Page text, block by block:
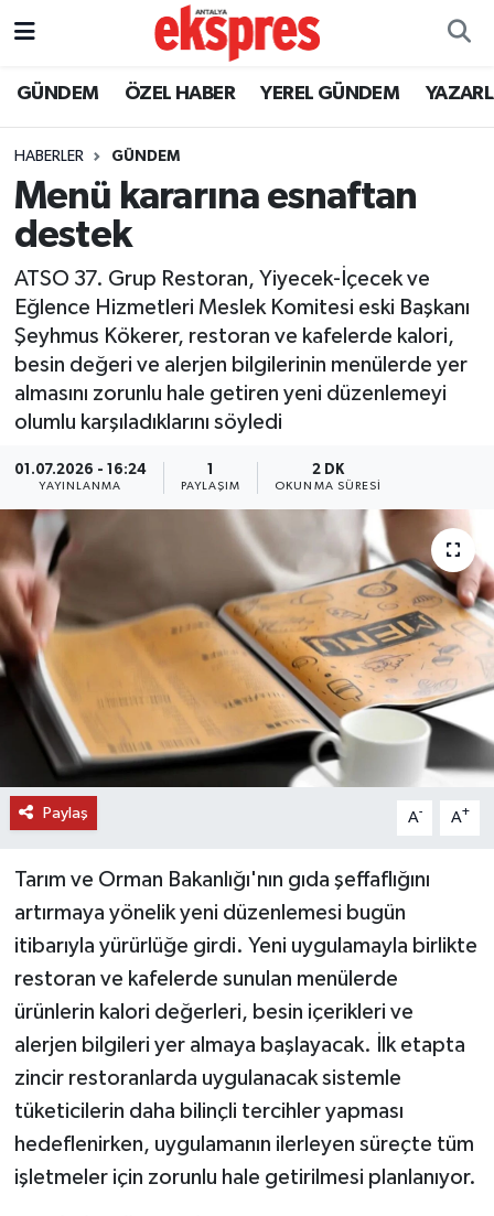
GÜNDEM ÖZEL HABER YEREL GÜNDEM
HABERLER GÜNDEM
Menü kararına esnaftan
destek
ATSO 37. Grup Restoran, Yiyecek-İçecek ve
Eğlence Hizmetleri Meslek Komitesi eski Başkanı
Şeyhmus Kökerer, restoran ve kafelerde kalori,
besin değeri ve alerjen bilgilerinin menülerde yer
almasını zorunlu hale getiren yeni düzenlemeyi
olumlu karşıladıklarını söyledi
01.07.2026 - 16:24
YAYINLANMA
1
PAYLAŞIM
2 DK
OKUNMA SÜRESI
Paylaş A- A+
Tarım ve Orman Bakanlığı'nın gıda şeffaflığını
artırmaya yönelik yeni düzenlemesi bugün
itibarıyla yürürlüğe girdi. Yeni uygulamayla birlikte
restoran ve kafelerde sunulan menülerde
ürünlerin kalori değerleri, besin içerikleri ve
alerjen bilgileri yer almaya başlayacak. İlk etapta
zincir restoranlarda uygulanacak sistemle
tüketicilerin daha bilinçli tercihler yapması
hedeflenirken, uygulamanın ilerleyen süreçte tüm
işletmeler için zorunlu hale getirilmesi planlanıyor.
ÖZEL HABER
YEREL GÜNDEM
EKONOMİ
KÜLTÜR - SANAT
SPOR
SİYASET
SAĞLIK
DÜNYA
EĞİTİM
RÖPORTAJ
VİDEO HABERLER
YAZARLAR
RESMİ İLAN
MAGAZİN
Nöbetçi Eczaneler
Trafik Durumu
Süper Lig Puan Durumu ve Fikstür
Tüm Manşetler
Son Dakika Haberleri
Haber Arşivi